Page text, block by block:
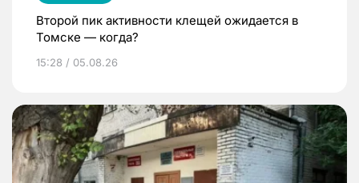
Второй пик активности клещей ожидается в
Томске — когда?
15:28 / 05.08.26